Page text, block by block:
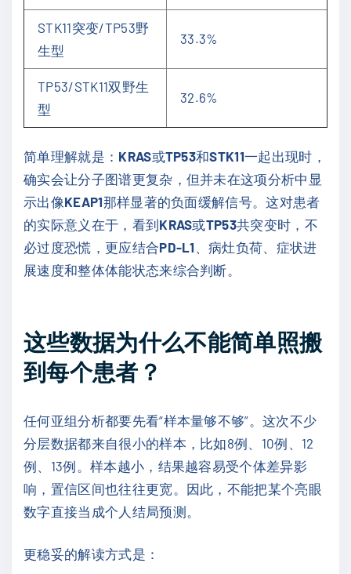
STK11突变/TP53野
生型
33.3%
TP53/STK11双野生
型
32.6%
简单理解就是： KRAS或TP53和STK11一起出现时，
确实会让分子图谱更复杂，但并未在这项分析中显
示出像KEAP1那样显著的负面缓解信号。这对患者
的实际意义在于，看到KRAS或TP53共突变时，不
必过度恐慌，更应结合PD-L1 、病灶负荷、症状进
展速度和整体体能状态来综合判断。
这些数据为什么不能简单照搬
到每个患者？
任何亚组分析都要先看“样本量够不够”。这次不少
分层数据都来自很小的样本，比如8例、10例、12
例、13例。样本越小，结果越容易受个体差异影
响，置信区间也往往更宽。因此，不能把某个亮眼
数字直接当成个人结局预测。
更稳妥的解读方式是：